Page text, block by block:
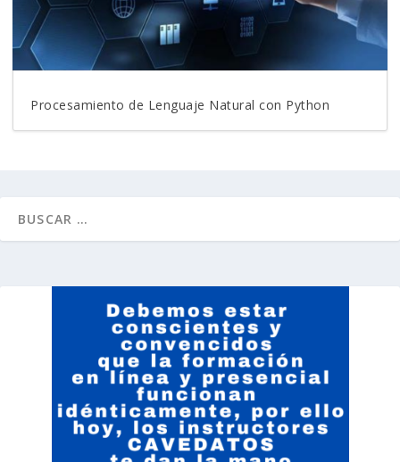
Procesamiento de Lenguaje Natural con Python